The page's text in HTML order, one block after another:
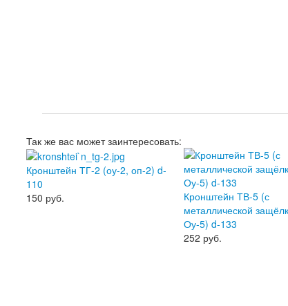
Так же вас может заинтересовать:
Кронштейн ТГ-2 (оу-2, оп-2) d-
110
150 руб.
Кронштейн ТВ-5 (с
металлической
Оу-5) d-133
252 руб.